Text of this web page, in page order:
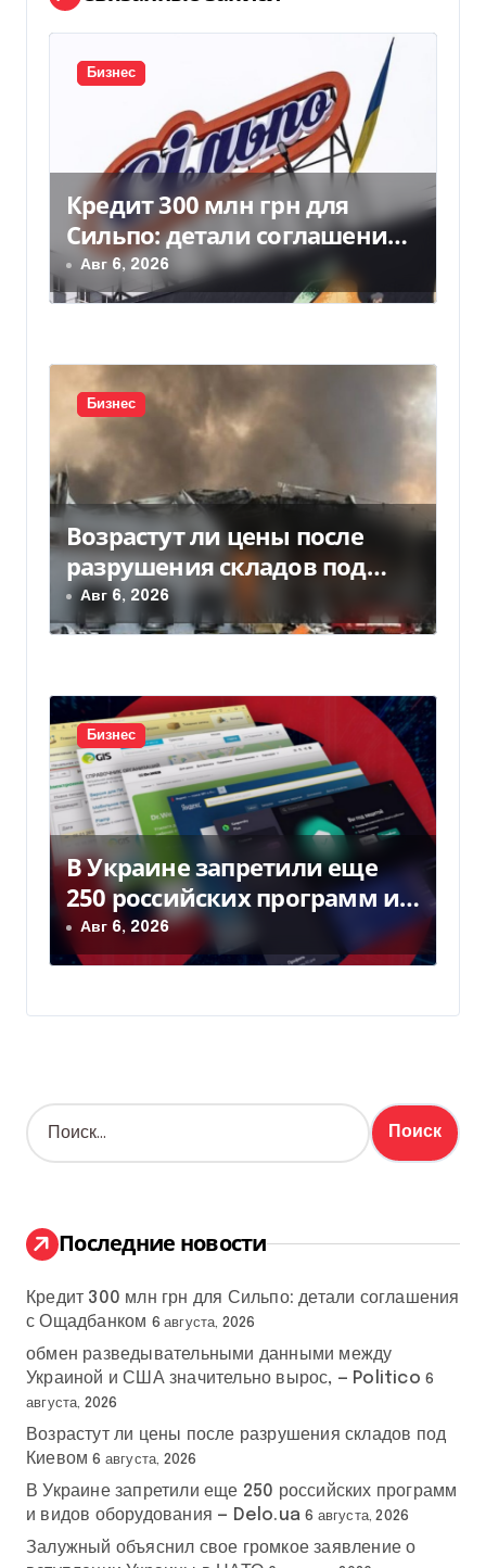
ц
и
п
о
з
а
и
с
я
м
Бизнес
Кредит 300 млн грн для
Сильпо: детали соглашения с
Ощадбанком
Авг 6, 2026
Бизнес
Возрастут ли цены после
разрушения складов под
Киевом
Авг 6, 2026
Бизнес
В Украине запретили еще
250 российских программ и
видов оборудования —
Delo.ua
Авг 6, 2026
Н
а
:
Последние новости
Кредит 300 млн грн для Сильпо: детали соглашения
с Ощадбанком 6 августа, 2026
обмен разведывательными данными между
Украиной и США значительно вырос, — Politico 6
августа, 2026
Возрастут ли цены после разрушения складов под
Киевом 6 августа, 2026
В Украине запретили еще 250 российских программ
и видов оборудования — Delo.ua 6 августа, 2026
Залужный объяснил свое громкое заявление о